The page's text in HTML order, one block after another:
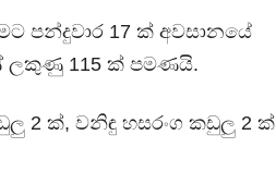
පන්දුවාර 17 ක් අවසානයේ
ලකුණු 115 ක් පමණයි.
2 ක්, වනිඳු හසරංග කඩුලු 2 ක්